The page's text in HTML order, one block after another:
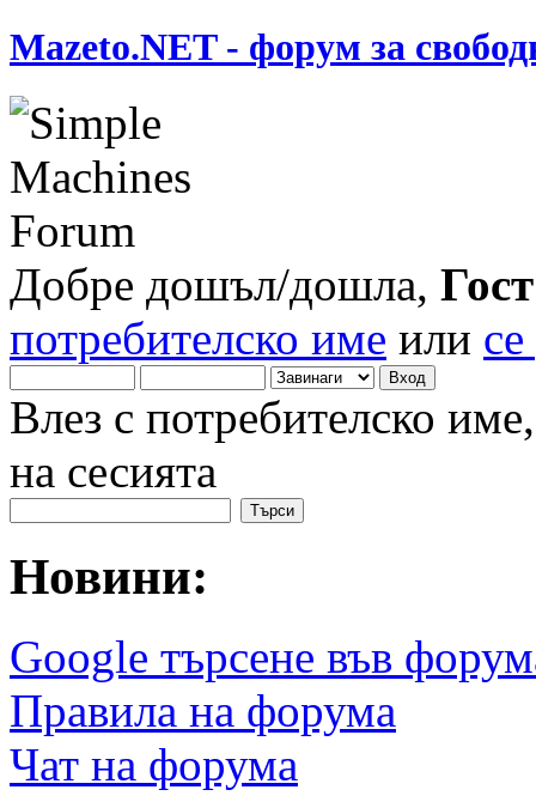
Mazeto.NET - форум за
Добре дошъл/дошла, Гост
потребителско име или
Влез с потребителско
на сесията
Новини:
Google търсене във
Правила на форума
Чат на форума